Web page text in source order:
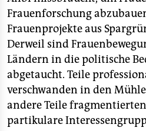
Frauenforschung
Frauenprojekte aus
Derweil sind
Ländern in die politische
abgetaucht. Teile
verschwanden in den
andere Teile
partikulare